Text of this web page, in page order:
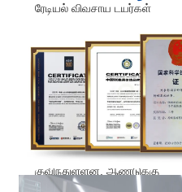
ரேடியல் விவசாய டயர்கள்
பொறியியல் டயர்கள். தற்போது, ​​
நிறுவனத்தின் சிறப்பு
டயர்களின் உற்பத்தி தளங்கள்
முக்கியமாக Zhaoyuan
தொழிற்சாலை மற்றும் Liuzhou
தொழிற்சாலையில்
குவிந்துள்ளன, ஆண்டுக்கு